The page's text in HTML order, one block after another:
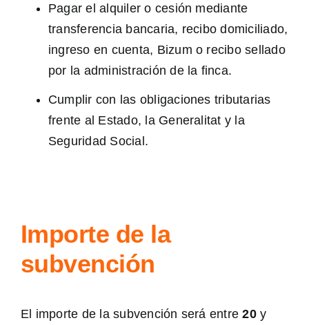
Pagar el alquiler o cesión mediante
transferencia bancaria, recibo domiciliado,
ingreso en cuenta, Bizum o recibo sellado
por la administración de la finca.
Cumplir con las obligaciones tributarias
frente al Estado, la Generalitat y la
Seguridad Social.
Importe de la
subvención
El importe de la subvención será entre20y